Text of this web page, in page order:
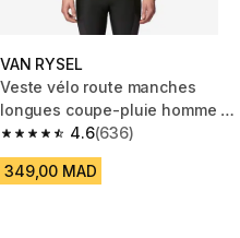
VAN RYSEL
Veste vélo route manches
longues coupe-pluie homme -
visible EN17353
4.6
4.6 out of 5 stars from 636
(636)
349,00 MAD